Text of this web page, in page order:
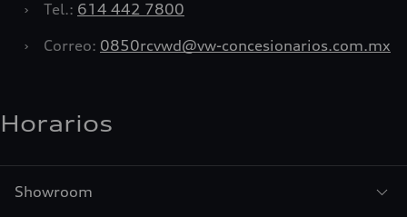
›
Tel.: 614 442 7800
›
Correo: 0850rcvwd@vw-concesionarios.com.mx
Horarios
Showroom